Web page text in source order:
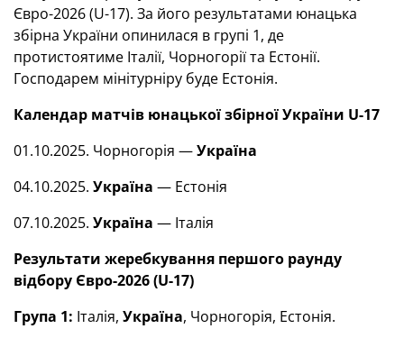
Євро-2026 (U-17). За його результатами юнацька
збірна України опинилася в групі 1, де
протистоятиме Італії, Чорногорії та Естонії.
Господарем мінітурніру буде Естонія.
Календар матчів юнацької збірної України U-17
01.10.2025. Чорногорія —Україна
04.10.2025. Україна — Естонія
07.10.2025. Україна — Італія
Результати жеребкування першого раунду
відбору Євро-2026 (U-17)
Група 1: Італія, Україна, Чорногорія, Естонія.